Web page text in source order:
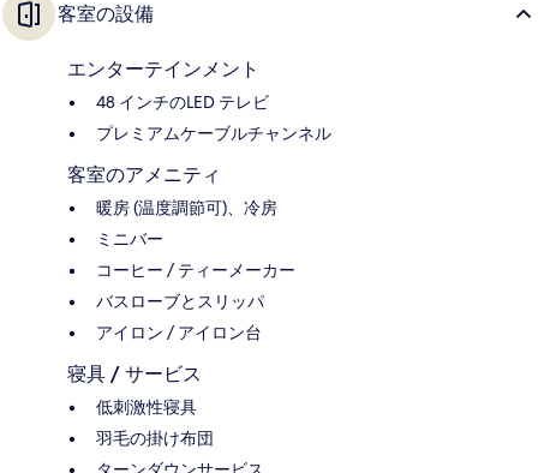
客室の設備
エンターテインメント
48 インチのLED テレビ
プレミアムケーブルチャンネル
客室のアメニティ
暖房 (温度調節可)、冷房
ミニバー
コーヒー / ティーメーカー
バスローブとスリッパ
アイロン / アイロン台
寝具 / サービス
低刺激性寝具
羽毛の掛け布団